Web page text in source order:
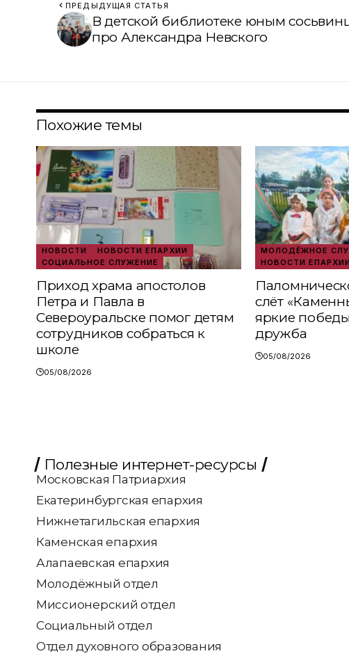
ПРЕДЫДУЩАЯ СТАТЬЯ
В детской библиотеке юным
про Александра Невского
Похожие темы
НОВОСТИ
НОВОСТИ ЕПАРХИИ
СОЦИАЛЬНОЕ СЛУЖЕНИЕ
Приход храма апостолов
Петра и Павла в
Североуральске помог детям
сотрудников собраться к
школе
05/08/2026
МОЛОДЁЖНОЕ
НОВОСТИ ЕПАРХИИ
слёт
яркие
дружба
05/08/2026
Полезные интернет-ресурсы
Московская Патриархия
Екатеринбургская епархия
Нижнетагильская епархия
Каменская епархия
Алапаевская епархия
Молодёжный отдел
Миссионерский отдел
Социальный отдел
Отдел духовного образования